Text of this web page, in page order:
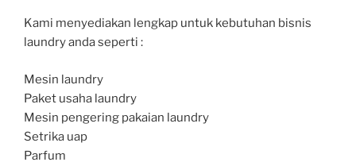
Kami menyediakan lengkap untuk kebutuhan bisnis
laundry anda seperti :
Mesin laundry
Paket usaha laundry
Mesin pengering pakaian laundry
Setrika uap
Parfum